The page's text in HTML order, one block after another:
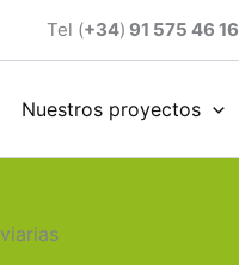
Tel (+34) 91 575 46 16
Nuestros proyectos